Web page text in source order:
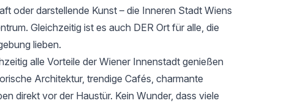
oder darstellende Kunst – die Inneren Stadt Wiens
Gleichzeitig ist es auch DER Ort für alle, die
lieben.
alle Vorteile der Wiener Innenstadt genießen
Architektur, trendige Cafés, charmante
direkt vor der Haustür. Kein Wunder, dass viele